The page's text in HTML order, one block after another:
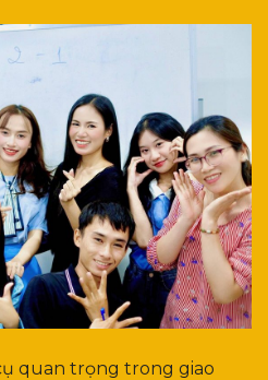
quan trọng trong giao